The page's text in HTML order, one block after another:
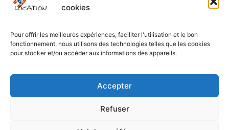
cookies
Pour offrir les meilleures expériences, faciliter l'utilisation et le bon
fonctionnement, nous utilisons des technologies telles que les cookies
pour stocker et/ou accéder aux informations des appareils.
Accepter
Refuser
Politique de Confidentialité
Politique de cookies (UE)
SUIVEZ-NOUS SUR LES RÉSEAUX